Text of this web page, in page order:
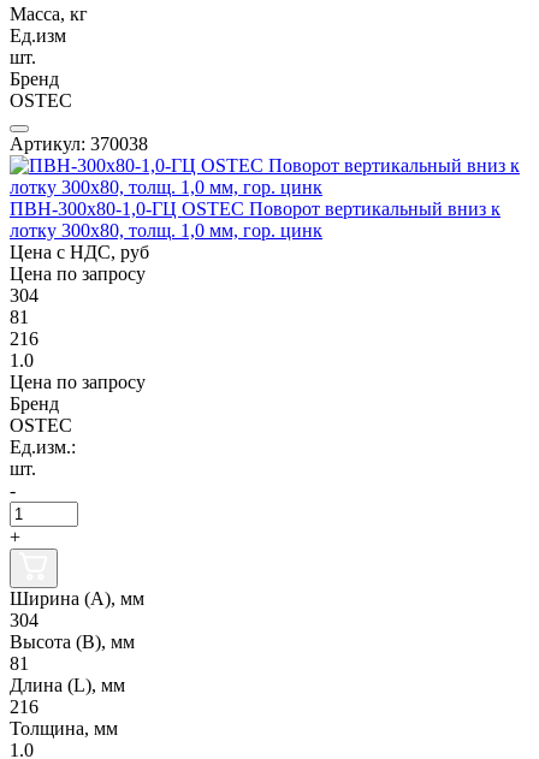
Масса, кг
Ед.изм
шт.
Бренд
OSTEC
Артикул: 370038
ПВН-300х80-1,0-ГЦ OSTEC Поворот вертикальный вниз к
лотку 300х80, толщ. 1,0 мм, гор. цинк
Цена с НДС, руб
Цена по запросу
304
81
216
1.0
Цена по запросу
Бренд
OSTEC
Ед.изм.:
шт.
-
+
Ширина (А), мм
304
Высота (В), мм
81
Длина (L), мм
216
Толщина, мм
1.0